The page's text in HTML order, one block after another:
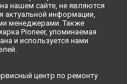
нашем сайте, не являются
актуальной информации,
менеджерами. Также
Pioneer, упоминаемая
и используется нами
центр по ремонту